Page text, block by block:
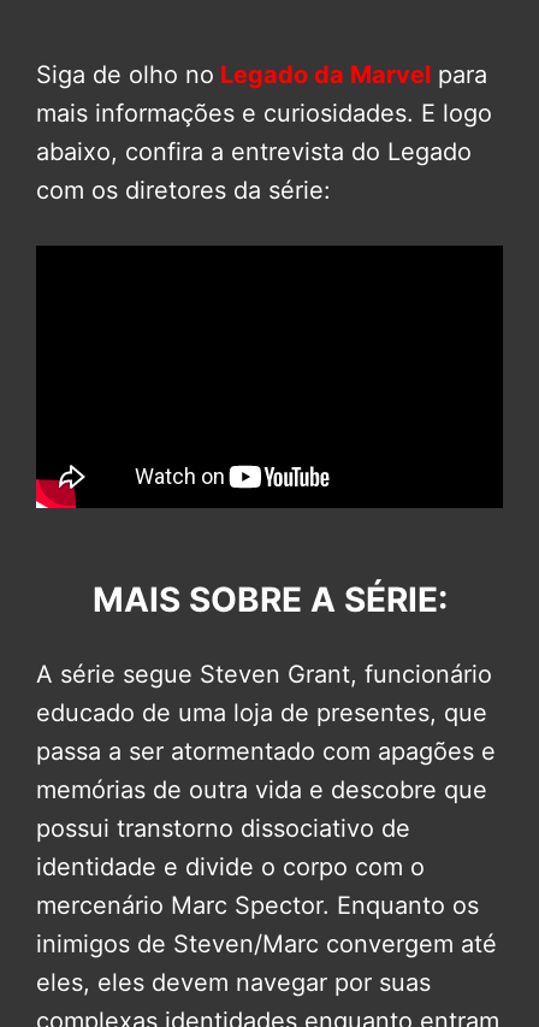
Siga de olho no Legado da Marvel para
mais informações e curiosidades. E logo
abaixo, confira a entrevista do Legado
com os diretores da série:
MAIS SOBRE A SÉRIE:
A série segue Steven Grant, funcionário
educado de uma loja de presentes, que
passa a ser atormentado com apagões e
memórias de outra vida e descobre que
possui transtorno dissociativo de
identidade e divide o corpo com o
mercenário Marc Spector. Enquanto os
inimigos de Steven/Marc convergem até
eles, eles devem navegar por suas
complexas identidades enquanto entram